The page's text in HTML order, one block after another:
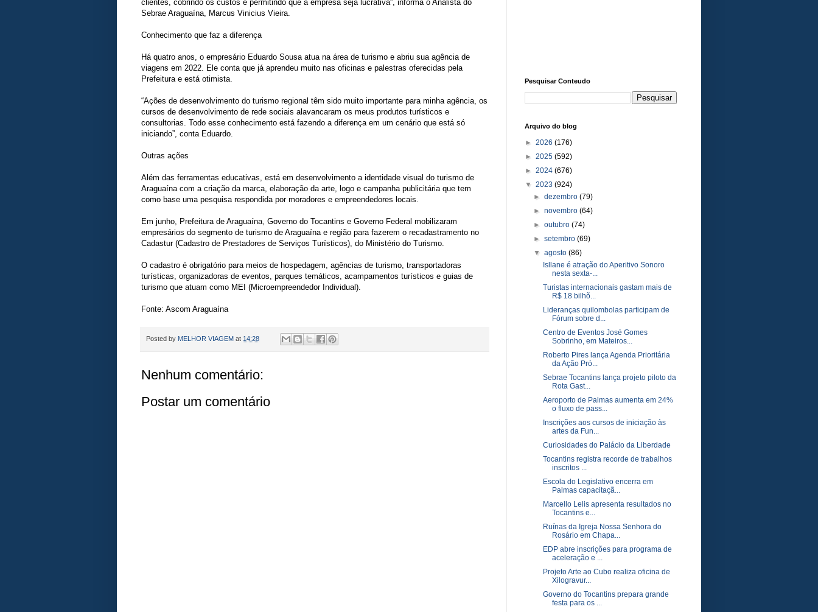
clientes, cobrindo os custos e permitindo que a empresa seja lucrativa”, informa o Analista do
Sebrae Araguaína, Marcus Vinicius Vieira.
Conhecimento que faz a diferença
Há quatro anos, o empresário Eduardo Sousa atua na área de turismo e abriu sua agência de
viagens em 2022. Ele conta que já aprendeu muito nas oficinas e palestras oferecidas pela
Prefeitura e está otimista.
“Ações de desenvolvimento do turismo regional têm sido muito importante para minha agência, os
cursos de desenvolvimento de rede sociais alavancaram os meus produtos turísticos e
consultorias. Todo esse conhecimento está fazendo a diferença em um cenário que está só
iniciando”, conta Eduardo.
Outras ações
Além das ferramentas educativas, está em desenvolvimento a identidade visual do turismo de
Araguaína com a criação da marca, elaboração da arte, logo e campanha publicitária que tem
como base uma pesquisa respondida por moradores e empreendedores locais.
Em junho, Prefeitura de Araguaína, Governo do Tocantins e Governo Federal mobilizaram
empresários do segmento de turismo de Araguaína e região para fazerem o recadastramento no
Cadastur (Cadastro de Prestadores de Serviços Turísticos), do Ministério do Turismo.
O cadastro é obrigatório para meios de hospedagem, agências de turismo, transportadoras
turísticas, organizadoras de eventos, parques temáticos, acampamentos turísticos e guias de
turismo que atuam como MEI (Microempreendedor Individual).
Fonte: Ascom Araguaína
Posted by MELHOR VIAGEM at 14:28
Nenhum comentário:
Postar um comentário
Pesquisar Conteudo
Arquivo do blog
► 2026 (176)
► 2025 (592)
► 2024 (676)
▼ 2023 (924)
►dezembro(79)
►novembro(64)
►outubro(74)
►setembro(69)
▼agosto(86)
Isllane é atração do Aperitivo Sonoro
nesta sexta-...
Turistas internacionais gastam mais de
R$ 18 bilhõ...
Lideranças quilombolas participam de
Fórum sobre d...
Centro de Eventos José Gomes
Sobrinho, em Mateiros...
Roberto Pires lança Agenda Prioritária
da Ação Pró...
Sebrae Tocantins lança projeto piloto da
Rota Gast...
Aeroporto de Palmas aumenta em 24%
o fluxo de pass...
Inscrições aos cursos de iniciação às
artes da Fun...
Curiosidades do Palácio da Liberdade
Tocantins registra recorde de trabalhos
inscritos ...
Escola do Legislativo encerra em
Palmas capacitaçã...
Marcello Lelis apresenta resultados no
Tocantins e...
Ruínas da Igreja Nossa Senhora do
Rosário em Chapa...
EDP abre inscrições para programa de
aceleração e ...
Projeto Arte ao Cubo realiza oficina de
Xilogravur...
Governo do Tocantins prepara grande
festa para os ...